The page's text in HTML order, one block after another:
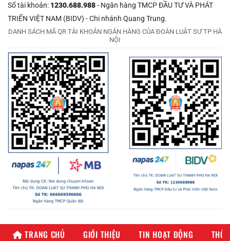
Số tài khoản: 1230.688.988- Ngân hàng TMCP ĐẦU TƯ VÀ PHÁT
TRIỂN VIỆT NAM (BIDV) - Chi nhánh Quang Trung.
DANH SÁCH MÃ QR TÀI KHOẢN NGÂN HÀNG CỦA ĐOÀN LUẬT SƯ TP HÀ
NỘI
TRANG CHỦ GIỚI THIỆU TIN HOẠT ĐỘNG